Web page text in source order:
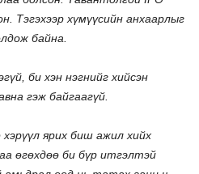
Тэгэхээр хүмүүсийн анхаарлыг
байна.
би хэн нэгнийг хийсэн
гэж байгаагүй.
ярих биш ажил хийх
өгөхдөө би бүр итгэлтэй